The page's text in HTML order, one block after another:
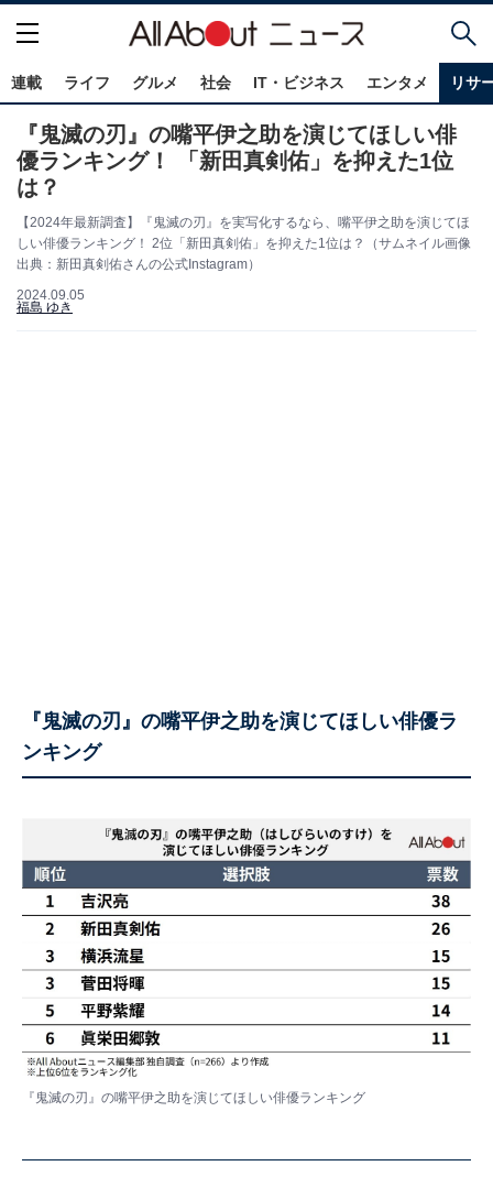
連載 ライフ グルメ 社会 IT・ビジネス エンタメ リサ
『鬼滅の刃』の嘴平伊之助を演じてほしい俳
優ランキング！ 「新田真剣佑」を抑えた1位
は？
【2024年最新調査】『鬼滅の刃』を実写化するなら、嘴平伊之助を演じてほ
しい俳優ランキング！ 2位「新田真剣佑」を抑えた1位は？（サムネイル画像
出典：新田真剣佑さんの公式Instagram）
2024.09.05
福島 ゆき
『鬼滅の刃』の嘴平伊之助を演じてほしい俳優ラ
ンキング
『鬼滅の刃』の嘴平伊之助を演じてほしい俳優ランキング